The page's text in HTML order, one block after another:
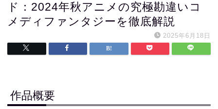
ド：2024年秋アニメの究極勘違いコ
メディファンタジーを徹底解説
2025年6月18日
作品概要